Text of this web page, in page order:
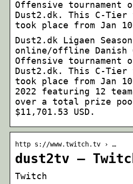
Offensive tournament
Dust2.dk. This C-Tier
took place from Jan
Dust2.dk Ligaen
online/offline Danish
Offensive tournament
Dust2.dk. This C-Tier
took place from Jan
2022 featuring 12
over a total prize
$11,701.53 USD.
http s://www.twitch.tv › …
dust2tv –
Twitch